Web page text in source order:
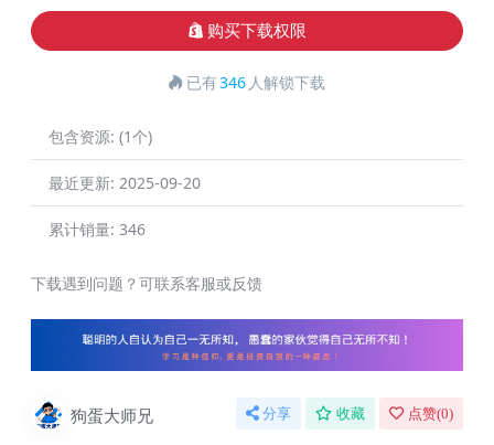
购买下载权限
已有346 人解锁下载
包含资源: (1个)
最近更新: 2025-09-20
累计销量: 346
下载遇到问题？可联系客服或反馈
狗蛋大师兄 分享 收藏 点赞(0)